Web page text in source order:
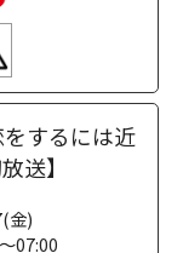
するには近
送】
金)
07:00